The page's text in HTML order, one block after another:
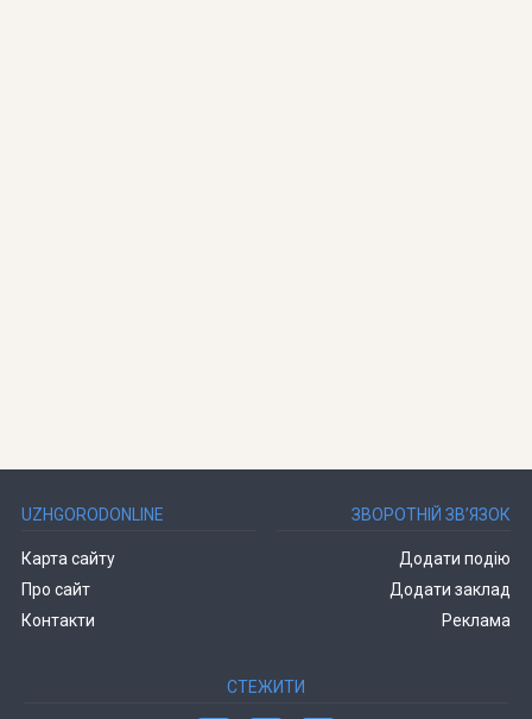
UZHGORODONLINE
Карта сайту
Про сайт
Контакти
ЗВОРОТНІЙ ЗВ’ЯЗОК
Додати подію
Додати заклад
Реклама
СТЕЖИТИ